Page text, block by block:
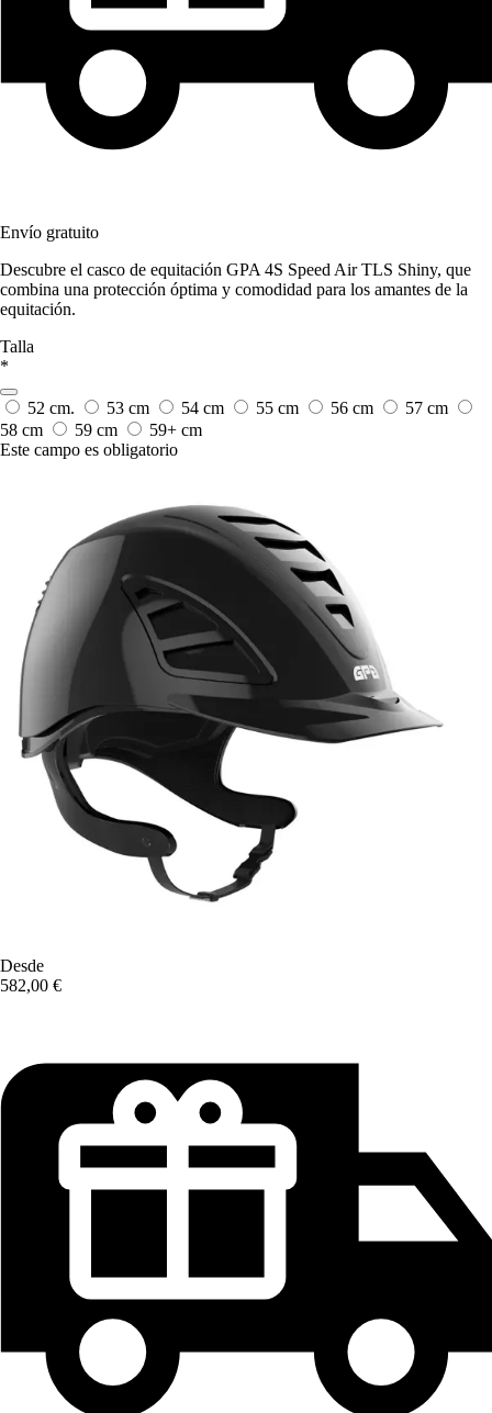
Envío gratuito
Descubre el casco de equitación GPA 4S Speed Air TLS Shiny, que
combina una protección óptima y comodidad para los amantes de la
equitación.
Talla
*
52 cm. 53 cm 54 cm 55 cm 56 cm
57 cm
58 cm
59 cm
59+ cm
Este campo es obligatorio
Desde
582,00 €